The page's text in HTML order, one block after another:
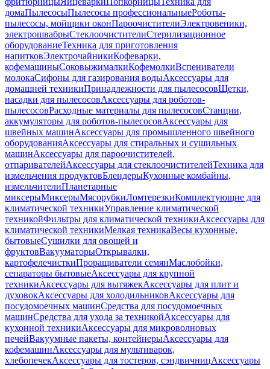
домаПылесосыПылесосы профессиональныеРоботы-
пылесосы, мойщики оконПароочистителиЭлектровеники,
электрошвабрыСтеклоочистителиСтерилизационное
оборудованиеТехника для приготовления
напитковЭлектрочайникиКофеварки,
кофемашиныСоковыжималкиКофемолкиВспениватели
молокаСифоны для газирования водыАксессуары для
домашней техникиПринадлежности для пылесосовЩетки,
насадки для пылесосовАксессуары для роботов-
пылесосовРасходные материалы для пылесосовСтанции,
аккумуляторы для роботов-пылесосовАксессуары для
швейных машинАксессуары для промышленного швейного
оборудованияАксессуары для стиральных и сушильных
машинАксессуары для пароочистителей,
отпаривателейАксессуары для стеклоочистителейТехника для
измельчения продуктовБлендерыКухонные комбайны,
измельчителиПланетарные
миксерыМиксерыМясорубкиЛомтерезкиКомплектующие для
климатической техникиУправление климатической
техникойФильтры для климатической техникиАксессуары для
климатической техникиМелкая техникаВесы кухонные,
бытовыеСушилки для овощей и
фруктовВакууматорыОткрывалки,
картофелечисткиПроращиватели семянМаслобойки,
сепараторы бытовыеАксессуары для крупной
техникиАксессуары для вытяжекАксессуары для плит и
духовокАксессуары для холодильниковАксессуары для
посудомоечных машинСредства для посудомоечных
машинСредства для ухода за техникойАксессуары для
кухонной техникиАксессуары для микроволновых
печейВакуумные пакеты, контейнерыАксессуары для
кофемашинАксессуары для мультиварок,
хлебопечекАксессуары для тостеров, сэндвичницАксессуары